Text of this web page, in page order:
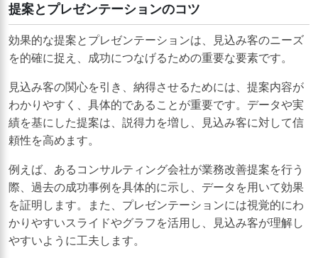
提案とプレゼンテーションのコツ
効果的な提案とプレゼンテーションは、見込み客のニーズ
を的確に捉え、成功につなげるための重要な要素です。
見込み客の関心を引き、納得させるためには、提案内容が
わかりやすく、具体的であることが重要です。データや実
績を基にした提案は、説得力を増し、見込み客に対して信
頼性を高めます。
例えば、あるコンサルティング会社が業務改善提案を行う
際、過去の成功事例を具体的に示し、データを用いて効果
を証明します。また、プレゼンテーションには視覚的にわ
かりやすいスライドやグラフを活用し、見込み客が理解し
やすいように工夫します。